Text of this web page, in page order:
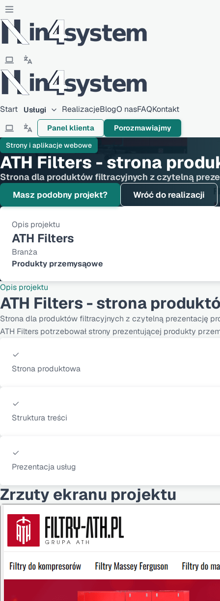
Start Usługi RealizacjeBlogO nasFAQKontakt
Panel klienta Porozmawiajmy
Strony i aplikacje webowe
ATH Filters - strona
Strona dla produktów filtracyjnych z czytelną
Masz podobny projekt? Wróć do realizacji
Opis projektu
ATH Filters
Branża
Produkty przemysąowe
Opis projektu
ATH Filters - strona
Strona dla produktów filtracyjnych z czytelną prezentację
ATH Filters potrzebował strony prezentującej produkty
Strona produktowa
Struktura treści
Prezentacja usług
Zrzuty ekranu projektu